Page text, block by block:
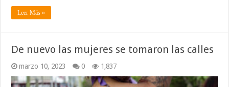
Leer Más »
De nuevo las mujeres se tomaron las calles
marzo 10, 2023 0 1,837